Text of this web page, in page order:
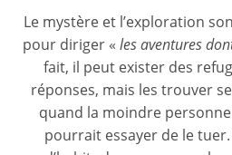
Le mystère et l’exploration
pour diriger « les aventures
fait, il peut exister des
réponses, mais les trouver
quand la moindre personne
pourrait essayer de le